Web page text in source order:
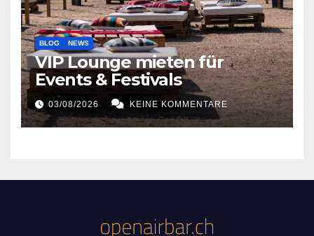
BLOG NEWS
VIP Lounge mieten für
Events & Festivals
03/08/2026 KEINE KOMMENTARE